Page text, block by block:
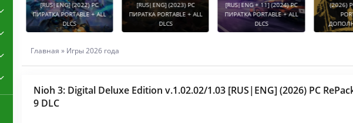
[RUS|ENG] (2022) PC
ПИРАТКА PORTABLE + ALL
DLCS
[RUS|ENG] (2023) PC
ПИРАТКА PORTABLE + ALL
DLCS
[RUS|ENG + 11] (2024) PC
ПИРАТКА PORTABLE + ALL
DLCS
(2026)
Главная » Игры 2026 года
Nioh 3: Digital Deluxe Edition v.1.02.02/1.03 [RUS|ENG] (2026) PC
9 DLC